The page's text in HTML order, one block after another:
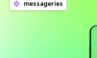
messageries